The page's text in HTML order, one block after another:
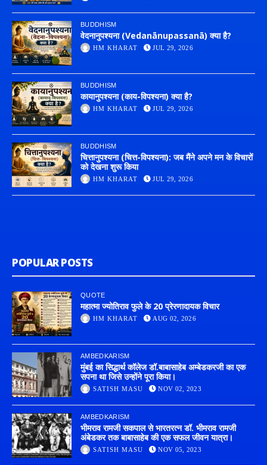
BUDDHISM
वेदनानुपश्यना (Vedanānupassanā) क्या है?
HM KHARAT JUL 29, 2026
BUDDHISM
कायानुपश्यना (काय-विपश्यना) क्या है?
HM KHARAT JUL 29, 2026
BUDDHISM
चित्तानुपश्यना (चित्त-विपश्यना): जब मैंने अपने मन के विचारों
को देखना शुरू किया
HM KHARAT JUL 29, 2026
POPULAR POSTS
QUOTE
महात्मा ज्योतिराव फुले के 20 प्रेरणादायक विचार
HM KHARAT AUG 02, 2026
AMBEDKARISM
मुंबई का सिद्धार्थ कॉलेज डॉ.बाबासाहेब अम्बेडकरजी का एक
सपना था जिसे उन्होंने पूरा किया।
SATISH MASU NOV 02, 2023
AMBEDKARISM
भीमराव रामजी सकपाल से भारतरत्न डॉ. भीमराव रामजी
अंबेडकर तक बाबासाहेब की एक सफल जीवन यात्रा।
SATISH MASU NOV 05, 2023